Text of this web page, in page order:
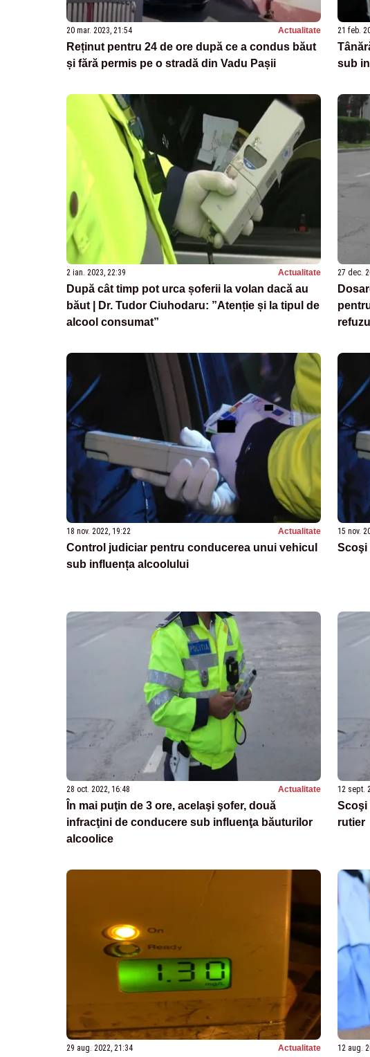
20 mar. 2023, 21:54 Actualitate
Reținut pentru 24 de ore după ce a condus băut
și fără permis pe o stradă din Vadu Pașii
21 feb.
sub
2 ian. 2023, 22:39 Actualitate
După cât timp pot urca șoferii la volan dacă au
băut | Dr. Tudor Ciuhodaru: ”Atenție și la tipul de
alcool consumat”
27 dec.
18 nov. 2022, 19:22 Actualitate
Control judiciar pentru conducerea unui vehicul
sub influența alcoolului
15 nov.
Scoşi
28 oct. 2022, 16:48 Actualitate
În mai puţin de 3 ore, acelaşi şofer, două
infracţini de conducere sub influenţa băuturilor
alcoolice
12 sept.
Scoşi
rutier
29 aug. 2022, 21:34 Actualitate 12 aug.